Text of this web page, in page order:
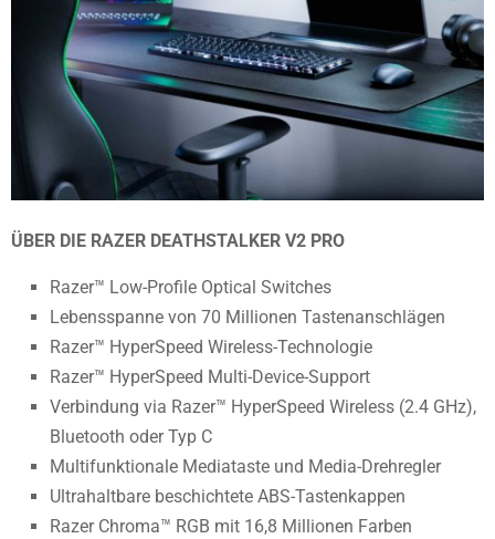
ÜBER DIE RAZER DEATHSTALKER V2 PRO
Razer™ Low-Profile Optical Switches
Lebensspanne von 70 Millionen Tastenanschlägen
Razer™ HyperSpeed Wireless-Technologie
Razer™ HyperSpeed Multi-Device-Support
Verbindung via Razer™ HyperSpeed Wireless (2.4 GHz),
Bluetooth oder Typ C
Multifunktionale Mediataste und Media-Drehregler
Ultrahaltbare beschichtete ABS-Tastenkappen
Razer Chroma™ RGB mit 16,8 Millionen Farben